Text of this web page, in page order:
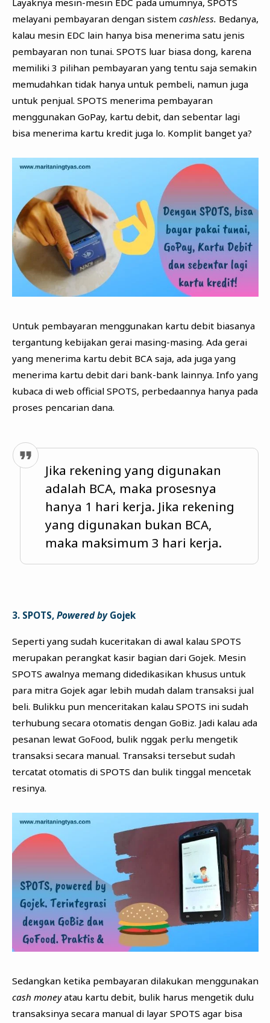
Layaknya mesin-mesin EDC pada umumnya, SPOTS
melayani pembayaran dengan sistem cashless. Bedanya,
kalau mesin EDC lain hanya bisa menerima satu jenis
pembayaran non tunai. SPOTS luar biasa dong, karena
memiliki 3 pilihan pembayaran yang tentu saja semakin
memudahkan tidak hanya untuk pembeli, namun juga
untuk penjual. SPOTS menerima pembayaran
menggunakan GoPay, kartu debit, dan sebentar lagi
bisa menerima kartu kredit juga lo. Komplit banget ya?
Untuk pembayaran menggunakan kartu debit biasanya
tergantung kebijakan gerai masing-masing. Ada gerai
yang menerima kartu debit BCA saja, ada juga yang
menerima kartu debit dari bank-bank lainnya. Info yang
kubaca di web official SPOTS, perbedaannya hanya pada
proses pencarian dana.
Jika rekening yang digunakan
adalah BCA, maka prosesnya
hanya 1 hari kerja. Jika rekening
yang digunakan bukan BCA,
maka maksimum 3 hari kerja.
3. SPOTS, Powered by Gojek
Seperti yang sudah kuceritakan di awal kalau SPOTS
merupakan perangkat kasir bagian dari Gojek. Mesin
SPOTS awalnya memang didedikasikan khusus untuk
para mitra Gojek agar lebih mudah dalam transaksi jual
beli. Bulikku pun menceritakan kalau SPOTS ini sudah
terhubung secara otomatis dengan GoBiz. Jadi kalau ada
pesanan lewat GoFood, bulik nggak perlu mengetik
transaksi secara manual. Transaksi tersebut sudah
tercatat otomatis di SPOTS dan bulik tinggal mencetak
resinya.
Sedangkan ketika pembayaran dilakukan menggunakan
cash moneyatau kartu debit, bulik harus mengetik dulu
transaksinya secara manual di layar SPOTS agar bisa